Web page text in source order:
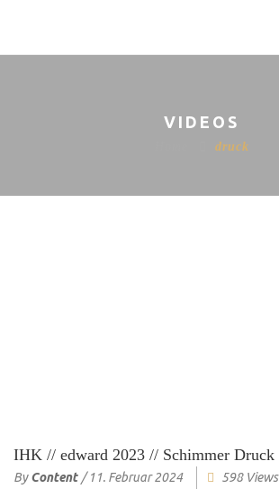
VIDEOS
druck
IHK // edward 2023 // Schimmer Druck
By Content /11. Februar 2024
598 Views